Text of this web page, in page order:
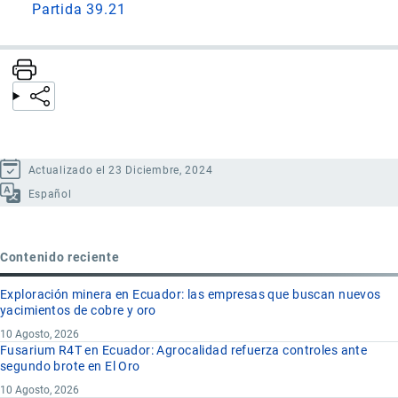
Partida 39.21
Actualizado el 23 Diciembre, 2024
Español
Contenido reciente
Exploración minera en Ecuador: las empresas que buscan nuevos
yacimientos de cobre y oro
10 Agosto, 2026
Fusarium R4T en Ecuador: Agrocalidad refuerza controles ante
segundo brote en El Oro
10 Agosto, 2026